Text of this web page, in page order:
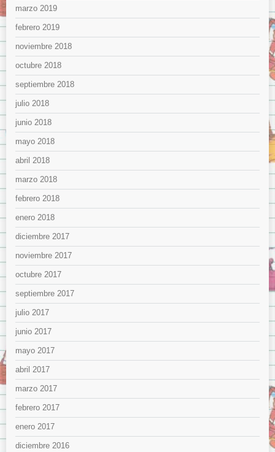
marzo 2019
febrero 2019
noviembre 2018
octubre 2018
septiembre 2018
julio 2018
junio 2018
mayo 2018
abril 2018
marzo 2018
febrero 2018
enero 2018
diciembre 2017
noviembre 2017
octubre 2017
septiembre 2017
julio 2017
junio 2017
mayo 2017
abril 2017
marzo 2017
febrero 2017
enero 2017
diciembre 2016